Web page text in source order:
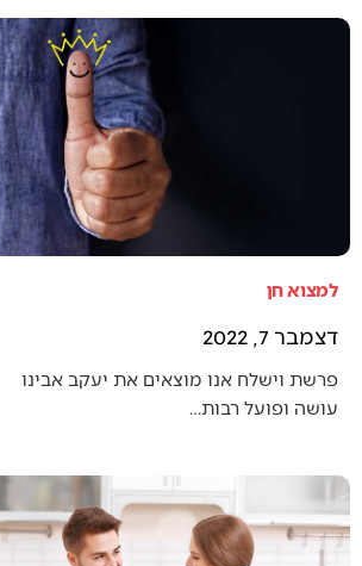
למצוא חן
דצמבר 7, 2022
פרשת וישלח אנו מוצאים את יעקב אבינו
עושה ופועל רבות…